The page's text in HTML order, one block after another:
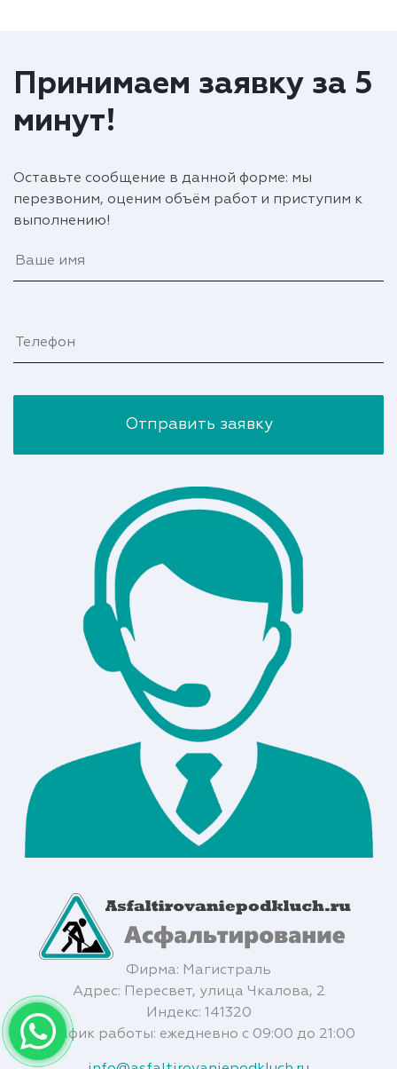
Принимаем заявку за 5
минут!
Оставьте сообщение в данной форме: мы
перезвоним, оценим объём работ и приступим к
выполнению!
Фирма: Магистраль
Адрес: Пересвет, улица Чкалова, 2
Индекс: 141320
График работы: ежедневно с 09:00 до 21:00